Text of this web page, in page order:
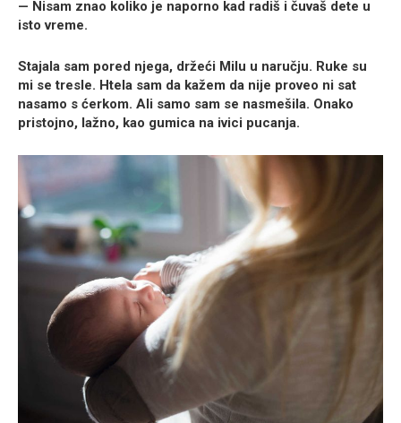
— Nisam znao koliko je naporno kad radiš i čuvaš dete u
isto vreme.
Stajala sam pored njega, držeći Milu u naručju. Ruke su
mi se tresle. Htela sam da kažem da nije proveo ni sat
nasamo s ćerkom. Ali samo sam se nasmešila. Onako
pristojno, lažno, kao gumica na ivici pucanja.